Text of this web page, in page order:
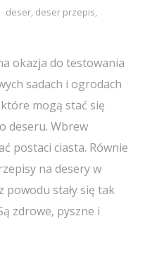
deser, deser przepis,
okazja do testowania
sadach i ogrodach
mogą stać się
deseru. Wbrew
postaci ciasta. Równie
na desery w
powodu stały się tak
zdrowe, pyszne i